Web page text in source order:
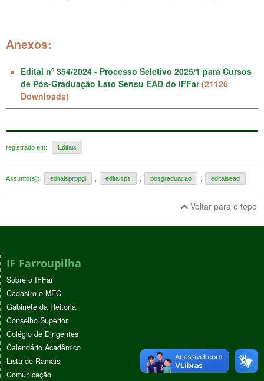
Anexos:
Edital nº 354/2024 - Processo Seletivo 2025/1 para Cursos
de Pós-Graduação Lato Sensu EAD do IFFar (21126
Downloads)
registrado em: Editais
Assunto(s): editaisprppgi editaisps posgraduacao editaisead
Voltar para o topo
IF Farroupilha
Sobre o IFFar
Cadastro e-MEC
Gabinete da Reitoria
Conselho Superior
Colégio de Dirigentes
Calendário Acadêmico
Lista de Ramais
Comunicação